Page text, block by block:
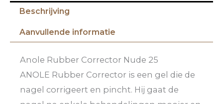
Beschrijving
Aanvullende informatie
Anole Rubber Corrector Nude 25
ANOLE Rubber Corrector is een gel die de
nagel corrigeert en pincht. Hij gaat de